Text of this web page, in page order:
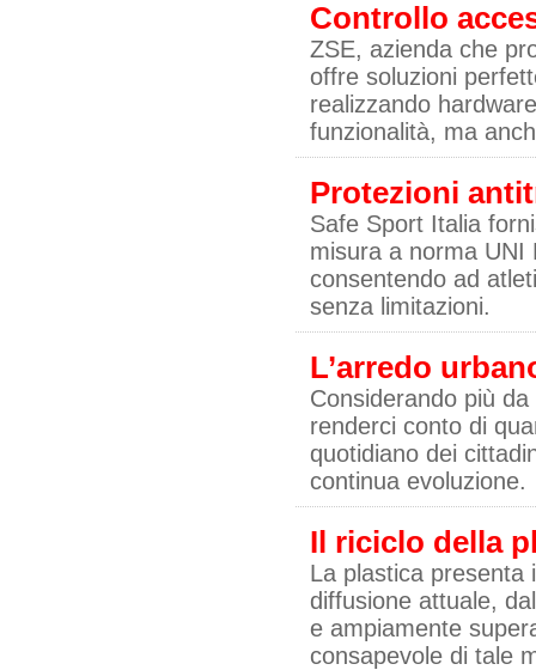
Controllo
ZSE, azienda che
offre soluzioni
realizzando
funzionalità, ma
Protezioni
Safe Sport Italia
misura a norma UNI
consentendo ad
senza limitazioni.
L’arredo
Considerando più
renderci conto di
quotidiano dei
continua evoluzione.
Il riciclo della
La plastica presenta
diffusione attuale,
e ampiamente
consapevole di tale